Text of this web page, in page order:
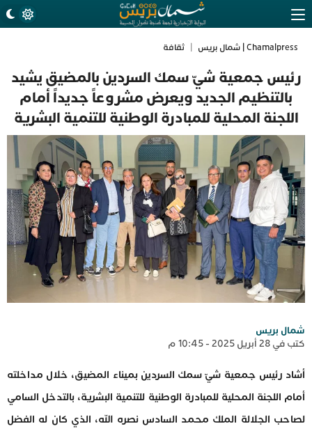
Chamalpress | شمال بريس ثقافة
رئيس جمعية شيّ سمك السردين بالمضيق يشيد
بالتنظيم الجديد ويعرض مشروعاً جديداً أمام
اللجنة المحلية للمبادرة الوطنية للتنمية البشرية
شمال بريس
كتب في 28 أبريل 2025 - 10:45 م
أشاد رئيس جمعية شيّ سمك السردين بميناء المضيق، خلال مداخلته
أمام اللجنة المحلية للمبادرة الوطنية للتنمية البشرية، بالتدخل السامي
لصاحب الجلالة الملك محمد السادس نصره الله، الذي كان له الفضل